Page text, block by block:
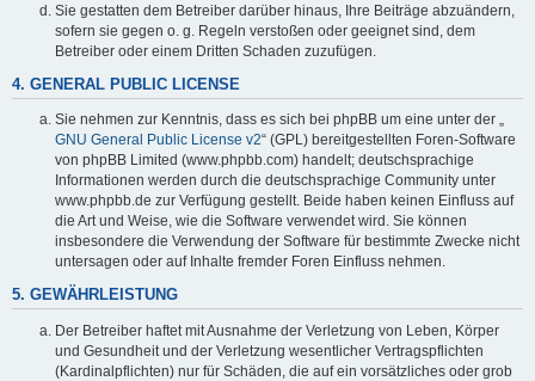
Sie gestatten dem Betreiber darüber hinaus, Ihre Beiträge abzuändern,
sofern sie gegen o. g. Regeln verstoßen oder geeignet sind, dem
Betreiber oder einem Dritten Schaden zuzufügen.
4. GENERAL PUBLIC LICENSE
Sie nehmen zur Kenntnis, dass es sich bei phpBB um eine unter der „
GNU General Public License v2“ (GPL) bereitgestellten Foren-Software
von phpBB Limited (www.phpbb.com) handelt; deutschsprachige
Informationen werden durch die deutschsprachige Community unter
www.phpbb.de zur Verfügung gestellt. Beide haben keinen Einfluss auf
die Art und Weise, wie die Software verwendet wird. Sie können
insbesondere die Verwendung der Software für bestimmte Zwecke nicht
untersagen oder auf Inhalte fremder Foren Einfluss nehmen.
5. GEWÄHRLEISTUNG
Der Betreiber haftet mit Ausnahme der Verletzung von Leben, Körper
und Gesundheit und der Verletzung wesentlicher Vertragspflichten
(Kardinalpflichten) nur für Schäden, die auf ein vorsätzliches oder grob